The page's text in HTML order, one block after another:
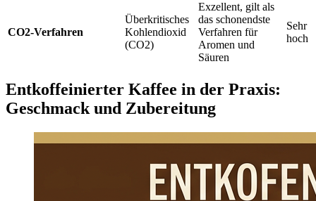
CO2-Verfahren
Überkritisches
Kohlendioxid
(CO2)
Exzellent, gilt als
das schonendste
Verfahren für
Aromen und
Säuren
Sehr
hoch
Entkoffeinierter Kaffee in der Praxis:
Geschmack und Zubereitung